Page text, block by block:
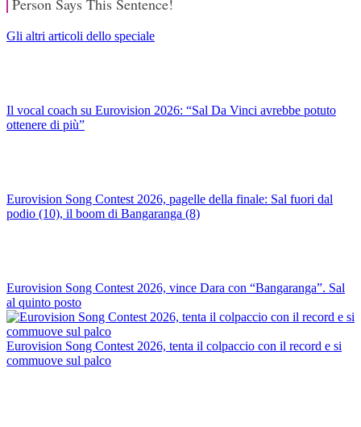
Gli altri articoli dello speciale
Il vocal coach su Eurovision 2026: “Sal Da Vinci avrebbe potuto
ottenere di più”
Eurovision Song Contest 2026, pagelle della finale: Sal fuori dal
podio (10), il boom di Bangaranga (8)
Eurovision Song Contest 2026, vince Dara con “Bangaranga”. Sal
al quinto posto
Eurovision Song Contest 2026, tenta il colpaccio con il record e si
commuove sul palco